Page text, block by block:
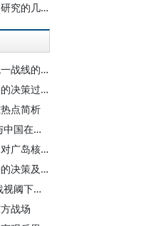
张海鹏：关于中华人民共和国史研究的几个理论问题
王美平：日本对中国抗日民族统一战线的破坏及其失败
王美平：日本南侵法属印度支那的决策过程及其影响
点简析
弗朗西斯科·费雷斯：拉丁美洲与中国在第二次世界大战中的贡献：全球视野下的考察与比较
王森：深刻反省侵略历史，才是对广岛核爆的真正纪念
王美平：日本发动全面侵华战争的决策及其战略误判
陈谦平 陆卫军：第二次世界大战视阈下国际反法西斯战争的东方主战场
战场